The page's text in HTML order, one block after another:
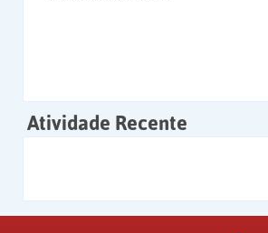
Atividade Recente